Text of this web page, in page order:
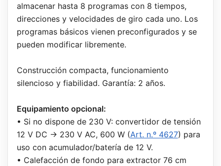
almacenar hasta 8 programas con 8 tiempos,
direcciones y velocidades de giro cada uno. Los
programas básicos vienen preconfigurados y se
pueden modificar libremente.
Construcción compacta, funcionamiento
silencioso y fiabilidad. Garantía: 2 años.
Equipamiento opcional:
• Si no dispone de 230 V: convertidor de tensión
12 V DC → 230 V AC, 600 W (Art. n.º 4627) para
uso con acumulador/batería de 12 V.
• Calefacción de fondo para extractor 76 cm